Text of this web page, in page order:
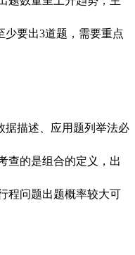
少要出3道题，需要重点
描述、应用题列举法必
查的是组合的定义，出
程问题出题概率较大可